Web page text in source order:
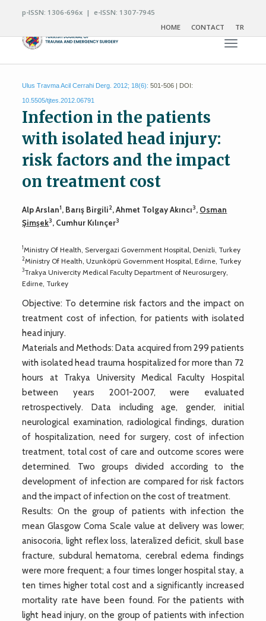
p-ISSN: 1306-696x | e-ISSN: 1307-7945
HOME
CONTACT TR
Toggle
Ulus Travma Acil Cerrahi Derg. 2012; 18(6): 501-506 | DOI:
10.5505/tjtes.2012.06791
Infection in the patients
with isolated head injury:
risk factors and the impact
on treatment cost
Alp Arslan1, Barış Birgili2, Ahmet Tolgay Akıncı3, Osman
Şimşek3, Cumhur Kılınçer3
1Ministry Of Health, Servergazi Government Hospital, Denizli, Turkey
2Ministry Of Health, Uzunköprü Government Hospital, Edirne, Turkey
3Trakya Univercity Medical Faculty Department of Neurosurgery,
Edirne, Turkey
Objective: To determine risk factors and the impact on
treatment cost of infection, for patients with isolated
head injury.
Materials and Methods: Data acquired from 299 patients
with isolated head trauma hospitalized for more than 72
hours at Trakya University Medical Faculty Hospital
between years 2001-2007, were evaluated
retrospectively. Data including age, gender, initial
neurological examination, radiological findings, duration
of hospitalization, need for surgery, cost of infection
treatment, total cost of care and outcome scores were
determined. Two groups divided according to the
development of infection are compared for risk factors
and the impact of infection on the cost of treatment.
Results: On the group of patients with infection the
mean Glasgow Coma Scale value at delivery was lower;
anisocoria, light reflex loss, lateralized deficit, skull base
fracture, subdural hematoma, cerebral edema findings
were more frequent; a four times longer hospital stay, a
ten times higher total cost and a significantly increased
mortality rate have been found. For the patients with
light head injury, on the group of patients with infection